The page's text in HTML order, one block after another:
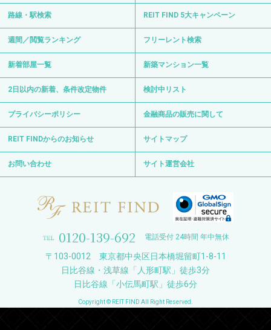
路線・駅検索 REIT FIND 5大キャンペーン
週間／閲覧ランキング フリーレント検索
新着部屋一覧 新築マンション一覧
2日以内の新着、条件改定物件 検討中リスト
プライバシーポリシー 金融商品の販売に関して
REIT FINDからのお知らせ サイトマップ
お問い合わせ サイト運営会社
0120-139-692 電話受付 24時間 年中無休
〒103-0012 東京都中央区日本橋堀留町1-8-11
日比谷線・浅草線「人形町駅」徒歩3分
日比谷線「小伝馬町駅」徒歩6分
Copyright © REIT FIND All Right Reserved.